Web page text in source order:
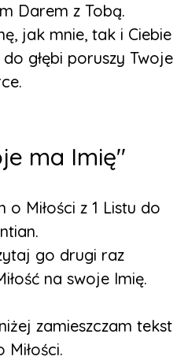
Darem z Tobą.
jak mnie, tak i Ciebie
głębi poruszy Twoje
ma Imię"
Miłości z 1 Listu do
go drugi raz
na swoje Imię.
zamieszczam tekst
Miłości.